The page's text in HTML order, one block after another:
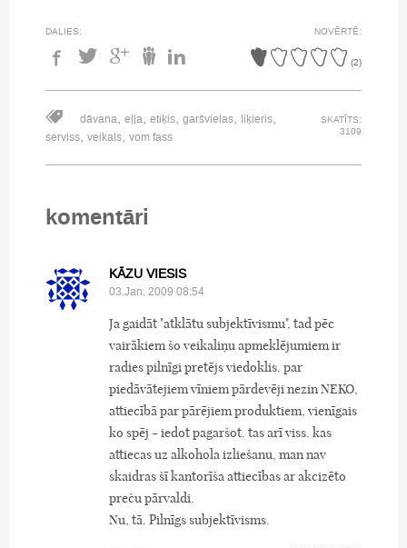
DALIES: NOVĒRTĒ:
(2)
dāvana, eļļa, etiķis, garšvielas, liķieris,
serviss, veikals, vom fass
SKATĪTS:
3109
komentāri
KĀZU VIESIS
03.Jan, 2009 08:54
Ja gaidāt "atklātu subjektīvismu", tad pēc
vairākiem šo veikaliņu apmeklējumiem ir
radies pilnīgi pretējs viedoklis. par
piedāvātejiem vīniem pārdevēji nezin NEKO,
attiecībā par pārējiem produktiem, vienīgais
ko spēj - iedot pagaršot. tas arī viss. kas
attiecas uz alkohola izliešanu, man nav
skaidras šī kantorīša attiecības ar akcizēto
preču pārvaldi.
Nu, tā. Pilnīgs subjektīvisms.